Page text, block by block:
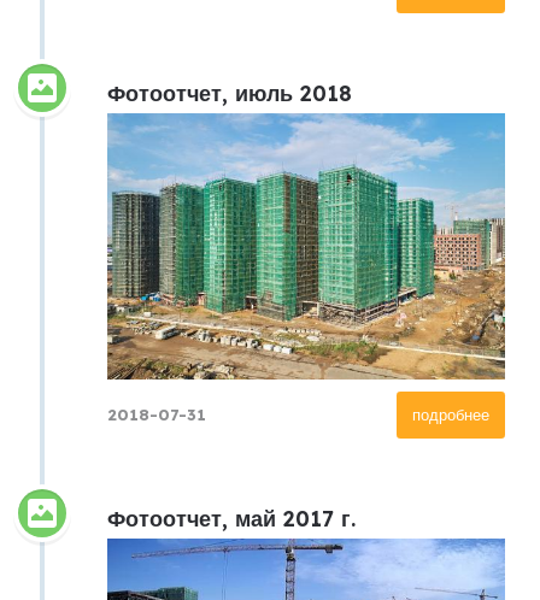
Фотоотчет, июль 2018
подробнее
2018-07-31
Фотоотчет, май 2017 г.